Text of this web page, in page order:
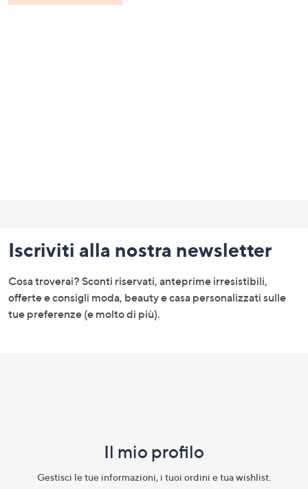
menu
e
informazioni
Iscriviti alla nostra newsletter
Cosa troverai? Sconti riservati, anteprime irresistibili,
offerte e consigli moda, beauty e casa personalizzati sulle
tue preferenze (e molto di più).
Il mio profilo​
Gestisci le tue informazioni, i tuoi ordini e tua wishlist.​